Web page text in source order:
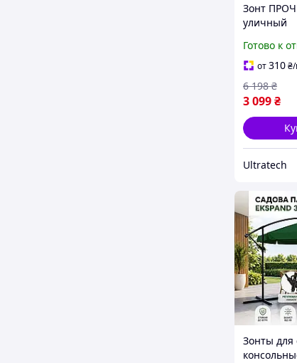
Зонт
уличный
ПОЛЬША
РАМА
ВЕТЕР,
для дома
Готово к
от310₴
3 099₴
6 198 ₴
Ultratech
Зонты для